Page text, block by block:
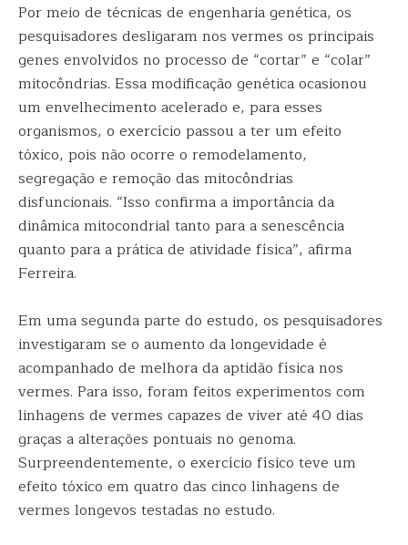
Por meio de técnicas de engenharia genética, os
pesquisadores desligaram nos vermes os principais
genes envolvidos no processo de “cortar” e “colar”
mitocôndrias. Essa modificação genética ocasionou
um envelhecimento acelerado e, para esses
organismos, o exercício passou a ter um efeito
tóxico, pois não ocorre o remodelamento,
segregação e remoção das mitocôndrias
disfuncionais. “Isso confirma a importância da
dinâmica mitocondrial tanto para a senescência
quanto para a prática de atividade física”, afirma
Ferreira.
Em uma segunda parte do estudo, os pesquisadores
investigaram se o aumento da longevidade é
acompanhado de melhora da aptidão física nos
vermes. Para isso, foram feitos experimentos com
linhagens de vermes capazes de viver até 40 dias
graças a alterações pontuais no genoma.
Surpreendentemente, o exercício físico teve um
efeito tóxico em quatro das cinco linhagens de
vermes longevos testadas no estudo.